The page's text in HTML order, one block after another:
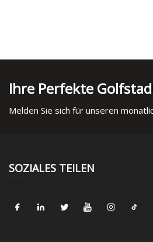
Ihre Perfekte
Melden Sie sich für unseren
SOZIALES TEILEN